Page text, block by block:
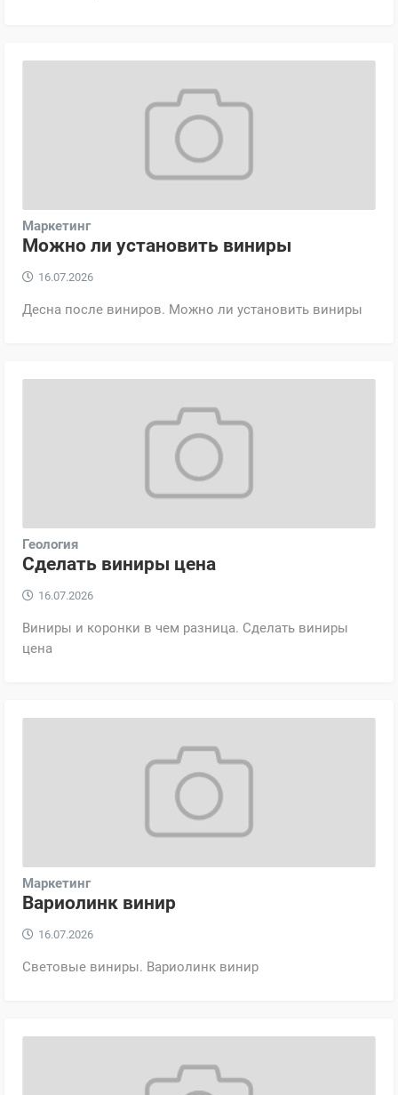
Маркетинг
Можно ли установить виниры
16.07.2026
Десна после виниров. Можно ли установить виниры
Геология
Сделать виниры цена
16.07.2026
Виниры и коронки в чем разница. Сделать виниры
цена
Маркетинг
Вариолинк винир
16.07.2026
Световые виниры. Вариолинк винир